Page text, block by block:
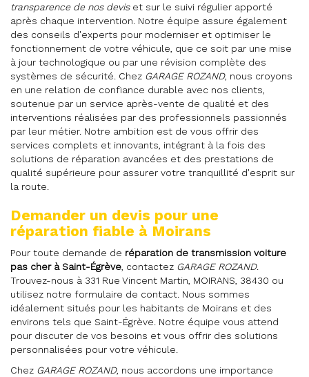
transparence de nos deviset sur le suivi régulier apporté
après chaque intervention. Notre équipe assure également
des conseils d'experts pour moderniser et optimiser le
fonctionnement de votre véhicule, que ce soit par une mise
à jour technologique ou par une révision complète des
systèmes de sécurité. Chez GARAGE ROZAND, nous croyons
en une relation de confiance durable avec nos clients,
soutenue par un service après-vente de qualité et des
interventions réalisées par des professionnels passionnés
par leur métier. Notre ambition est de vous offrir des
services complets et innovants, intégrant à la fois des
solutions de réparation avancées et des prestations de
qualité supérieure pour assurer votre tranquillité d'esprit sur
la route.
Demander un devis pour une
réparation fiable à Moirans
Pour toute demande de réparation de transmission voiture
pas cher à Saint-Égrève, contactez GARAGE ROZAND.
Trouvez-nous à 331 Rue Vincent Martin, MOIRANS, 38430 ou
utilisez notre formulaire de contact. Nous sommes
idéalement situés pour les habitants de Moirans et des
environs tels que Saint-Égrève. Notre équipe vous attend
pour discuter de vos besoins et vous offrir des solutions
personnalisées pour votre véhicule.
Chez GARAGE ROZAND, nous accordons une importance